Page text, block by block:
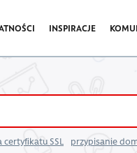
INSPIRACJE
SSL przypisanie